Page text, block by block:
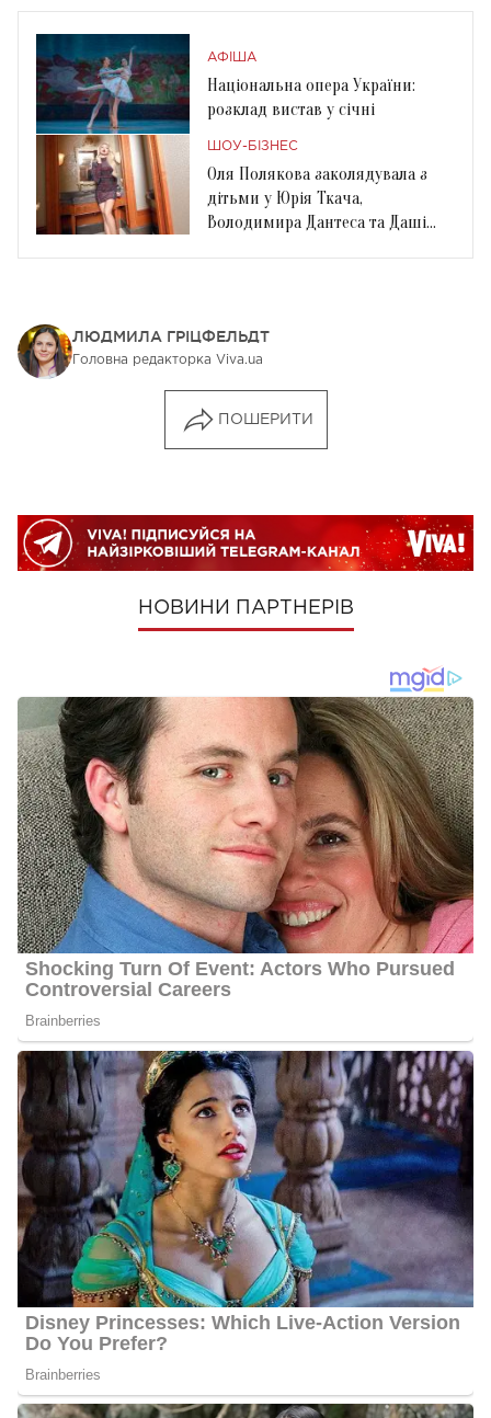
АФІША
Національна опера України:
розклад вистав у січні
ШОУ-БІЗНЕС
Оля Полякова заколядувала з
дітьми у Юрія Ткача,
Володимира Дантеса та Даші
ЛЮДМИЛА ГРІЦФЕЛЬДТ
Головна редакторка Viva.ua
ПОШЕРИТИ
НОВИНИ ПАРТНЕРІВ